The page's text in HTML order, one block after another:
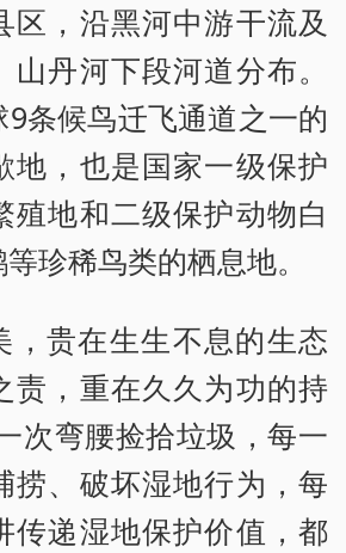
区，沿黑河中游干流及
丹河下段河道分布。
条候鸟迁飞通道之一的
地，也是国家一级保护
殖地和二级保护动物白
珍稀鸟类的栖息地。
，贵在生生不息的生态
责，重在久久为功的持
次弯腰捡拾垃圾，每一
捞、破坏湿地行为，每
传递湿地保护价值，都